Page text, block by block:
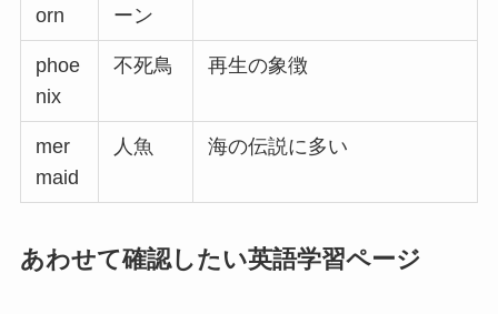
orn
ーン
phoe
nix
不死鳥 再生の象徴
mer
maid
人魚 海の伝説に多い
あわせて確認したい英語学習ページ